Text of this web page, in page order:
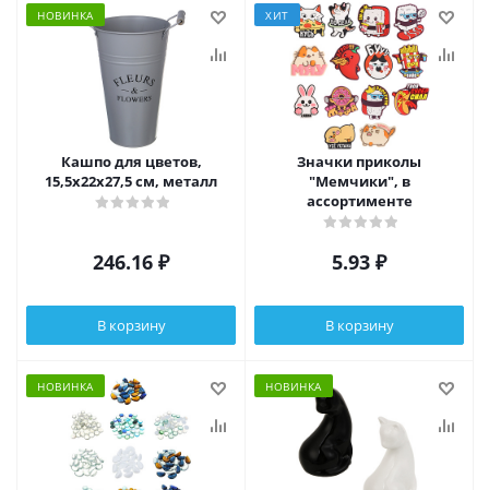
НОВИНКА
Кашпо для цветов,
15,5х22х27,5 см, металл
246.16 ₽
В корзину
ХИТ
Значки приколы
"Мемчики", в
ассортименте
5.93 ₽
В корзину
НОВИНКА НОВИНКА